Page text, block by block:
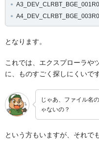
A3_DEV_CLRBT_BGE_001R0
A4_DEV_CLRBT_BGE_003R0
となります。
これでは、エクスプローラや
に、ものすごく探しにくいです
じゃあ、ファイル名
ゃないの？
という方もいますが、それで